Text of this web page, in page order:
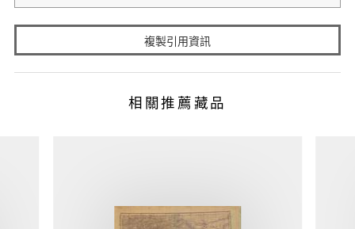
複製引用資訊
相關推薦藏品